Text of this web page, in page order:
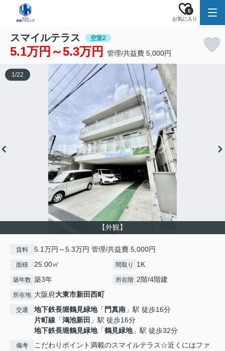
お気に入り
0
スマイルテラス 空室2
5.1万円～5.3万円 管理/共益費 5,000円
【外観】
1/22
賃料 5.1万円～5.3万円 管理/共益費 5,000円
面積 25.00㎡ 間取り 1K
築年数 築3年 所在階 2階/4階建
所在地 大阪府大東市新田西町
交通 地下鉄長堀鶴見緑地「 門真南 」駅 徒歩16分
片町線 「鴻池新田 」駅 徒歩16分
地下鉄長堀鶴見緑地「鶴見緑地」駅 徒歩32分
備考
こだわりポイント満載のスマイルテラス☆近くにはファ